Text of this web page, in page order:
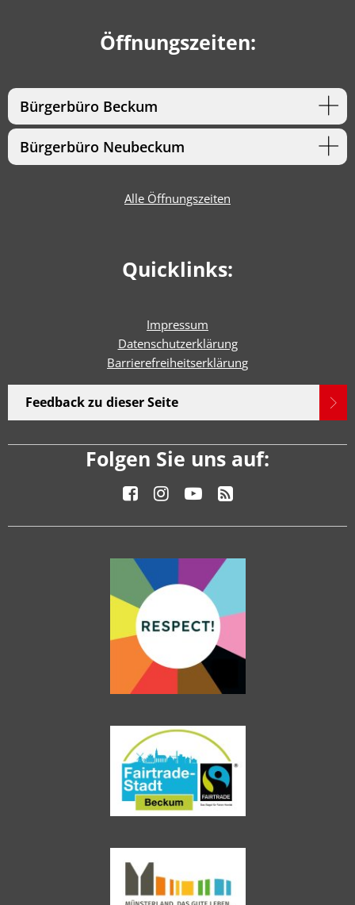
Öffnungszeiten:
Bürgerbüro Beckum
Bürgerbüro Neubeckum
Alle Öffnungszeiten
Quicklinks:
Impressum
Datenschutzerklärung
Barrierefreiheitserklärung
Feedback zu dieser Seite
Folgen Sie uns auf: